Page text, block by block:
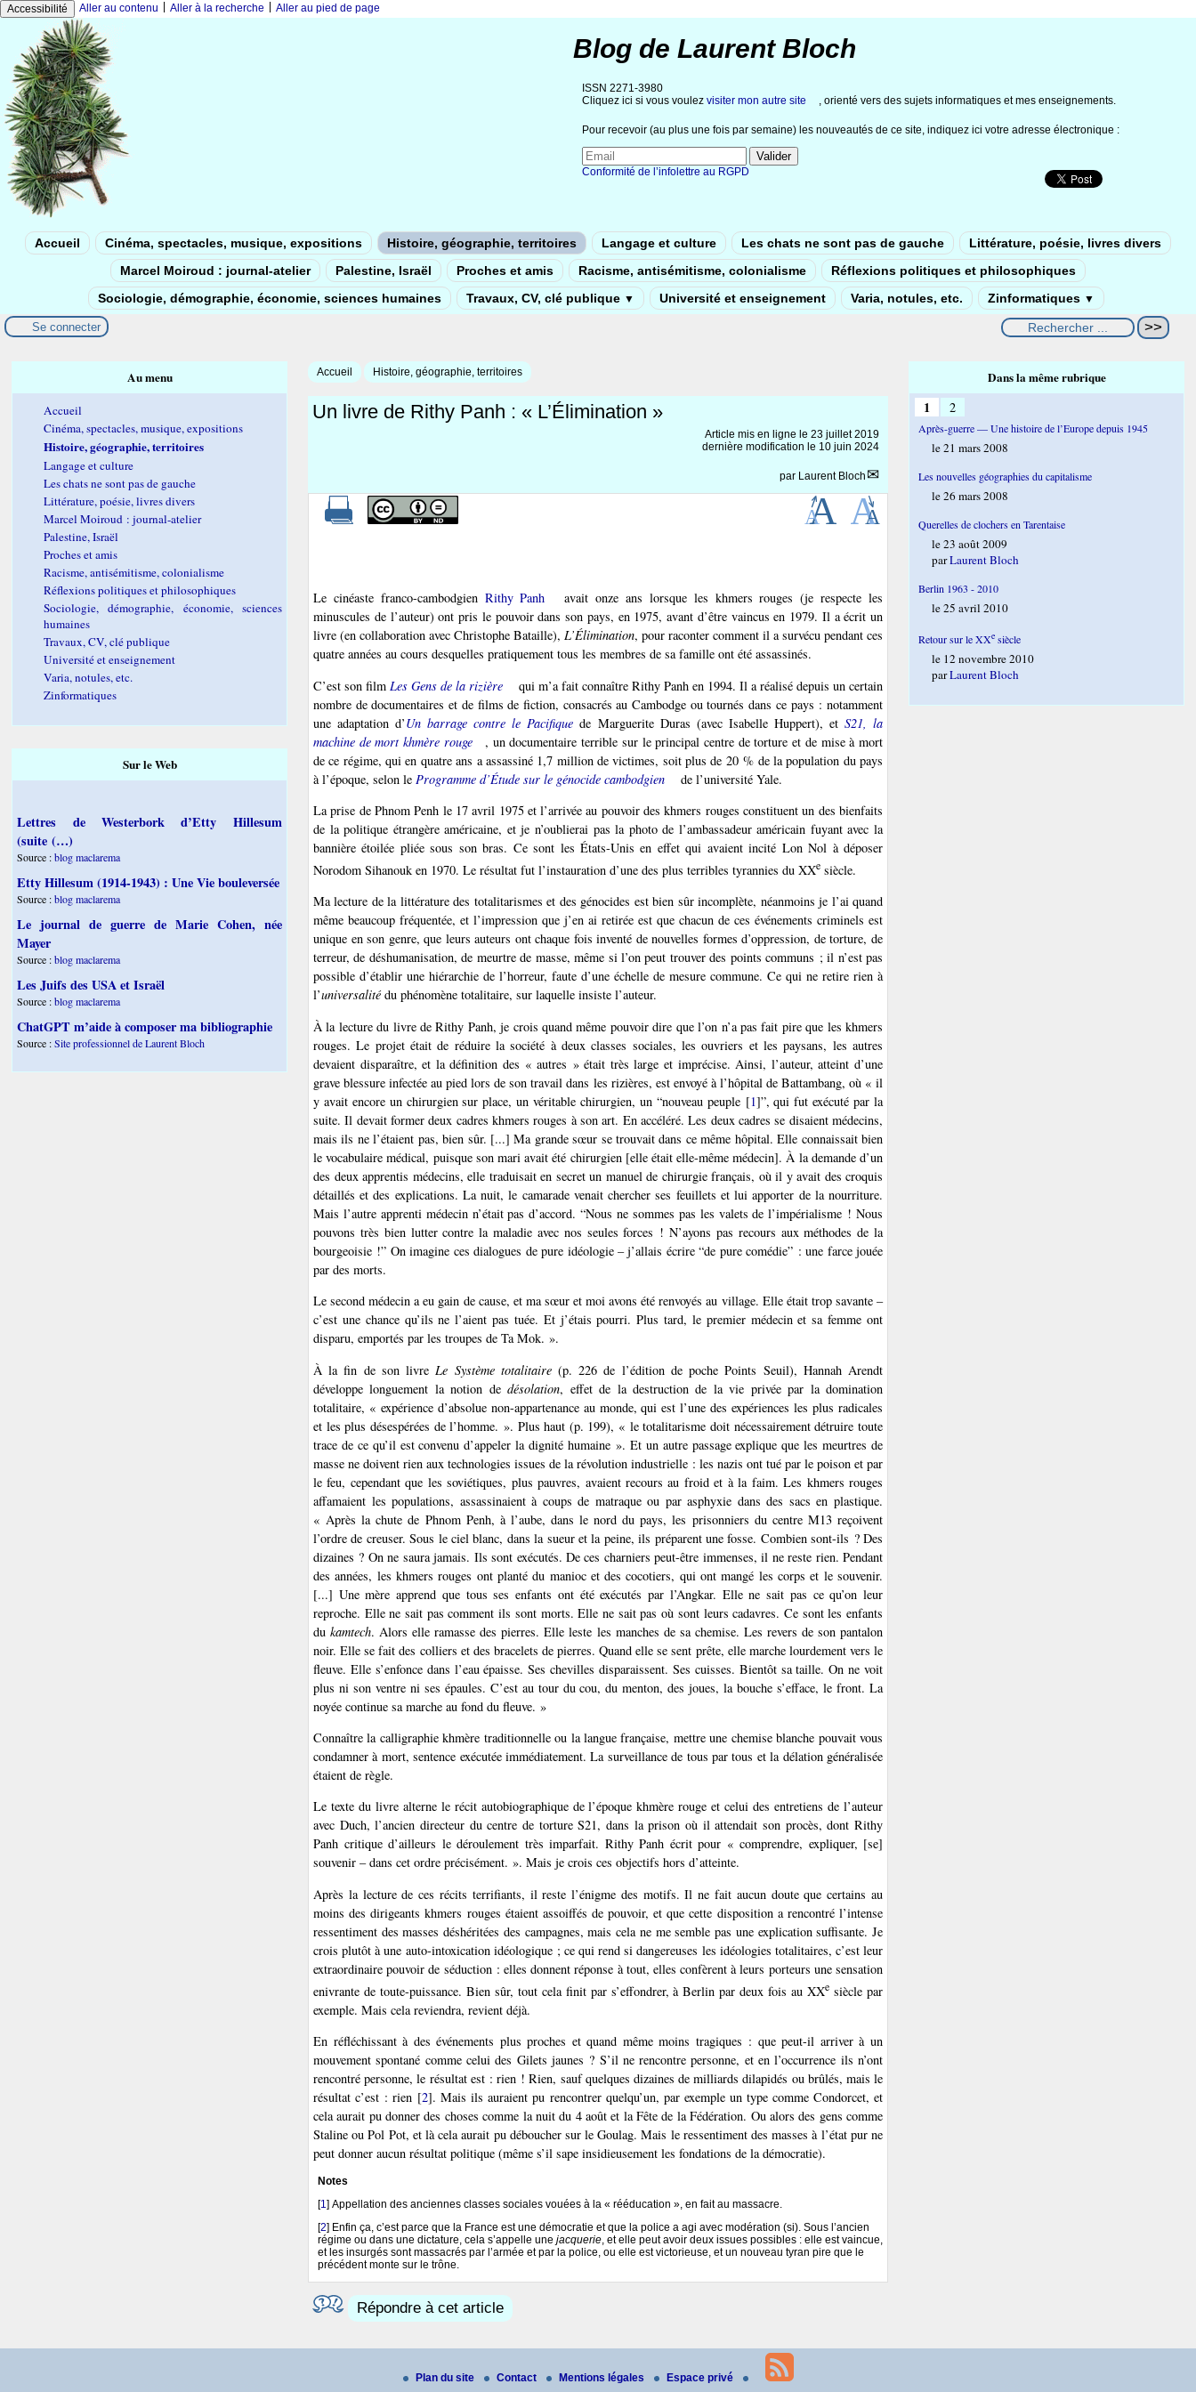
Accessibilité Aller au contenu Aller à la recherche Aller au pied de page
Blog de Laurent Bloch
ISSN 2271-3980
Cliquez ici si vous voulez visiter mon autre site , orienté vers des sujets informatiques et mes enseignements.
Pour recevoir (au plus une fois par semaine) les nouveautés de ce site, indiquez ici votre adresse électronique :
Conformité de l’infolettre au RGPD
Accueil Cinéma, spectacles, musique, expositions Histoire, géographie, territoires Langage et culture Les chats ne sont pas de gauche
Littérature, poésie, livres divers
Marcel Moiroud : journal-atelier
Palestine, Israël Proches et amis Racisme, antisémitisme, colonialisme
Réflexions politiques et philosophiques
Sociologie, démographie, économie, sciences humaines
Travaux, CV, clé publique ▼ Université et enseignement Varia, notules, etc. Zinformatiques ▼
Se connecter
Accueil Histoire, géographie, territoires
Un livre de Rithy Panh : « L’Élimination »
Article mis en ligne le 23 juillet 2019
dernière modification le 10 juin 2024
par Laurent Bloch
Le cinéaste franco-cambodgien Rithy Panh
avait onze ans lorsque les khmers rouges (je respecte les
minuscules de l’auteur) ont pris le pouvoir dans son pays, en 1975, avant d’être vaincus en 1979. Il a écrit un
livre (en collaboration avec Christophe Bataille), L’Élimination, pour raconter comment il a survécu pendant ces
quatre années au cours desquelles pratiquement tous les membres de sa famille ont été assassinés.
C’est son film Les Gens de la rizière
qui m’a fait connaître Rithy Panh en 1994. Il a réalisé depuis un certain
nombre de documentaires et de films de fiction, consacrés au Cambodge ou tournés dans ce pays : notamment
une adaptation d’Un barrage contre le Pacifique de Marguerite Duras (avec Isabelle Huppert), et S21, la
machine de mort khmère rouge
, un documentaire terrible sur le principal centre de torture et de mise à mort
de ce régime, qui en quatre ans a assassiné 1,7 million de victimes, soit plus de 20 % de la population du pays
à l’époque, selon le Programme d’Étude sur le génocide cambodgien
de l’université Yale.
La prise de Phnom Penh le 17 avril 1975 et l’arrivée au pouvoir des khmers rouges constituent un des bienfaits
de la politique étrangère américaine, et je n’oublierai pas la photo de l’ambassadeur américain fuyant avec la
bannière étoilée pliée sous son bras. Ce sont les États-Unis en effet qui avaient incité Lon Nol à déposer
Norodom Sihanouk en 1970. Le résultat fut l’instauration d’une des plus terribles tyrannies du XXe siècle.
Ma lecture de la littérature des totalitarismes et des génocides est bien sûr incomplète, néanmoins je l’ai quand
même beaucoup fréquentée, et l’impression que j’en ai retirée est que chacun de ces événements criminels est
unique en son genre, que leurs auteurs ont chaque fois inventé de nouvelles formes d’oppression, de torture, de
terreur, de déshumanisation, de meurtre de masse, même si l’on peut trouver des points communs ; il n’est pas
possible d’établir une hiérarchie de l’horreur, faute d’une échelle de mesure commune. Ce qui ne retire rien à
l’universalitédu phénomène totalitaire, sur laquelle insiste l’auteur.
À la lecture du livre de Rithy Panh, je crois quand même pouvoir dire que l’on n’a pas fait pire que les khmers
rouges. Le projet était de réduire la société à deux classes sociales, les ouvriers et les paysans, les autres
devaient disparaître, et la définition des « autres » était très large et imprécise. Ainsi, l’auteur, atteint d’une
grave blessure infectée au pied lors de son travail dans les rizières, est envoyé à l’hôpital de Battambang, où « il
y avait encore un chirurgien sur place, un véritable chirurgien, un “nouveau peuple[1]”, qui fut exécuté par la
suite. Il devait former deux cadres khmers rouges à son art. En accéléré. Les deux cadres se disaient médecins,
mais ils ne l’étaient pas, bien sûr. [...] Ma grande sœur se trouvait dans ce même hôpital. Elle connaissait bien
le vocabulaire médical, puisque son mari avait été chirurgien [elle était elle-même médecin]. À la demande d’un
des deux apprentis médecins, elle traduisait en secret un manuel de chirurgie français, où il y avait des croquis
détaillés et des explications. La nuit, le camarade venait chercher ses feuillets et lui apporter de la nourriture.
Mais l’autre apprenti médecin n’était pas d’accord. “Nous ne sommes pas les valets de l’impérialisme ! Nous
pouvons très bien lutter contre la maladie avec nos seules forces ! N’ayons pas recours aux méthodes de la
bourgeoisie !” On imagine ces dialogues de pure idéologie – j’allais écrire “de pure comédie” : une farce jouée
par des morts.
Le second médecin a eu gain de cause, et ma sœur et moi avons été renvoyés au village. Elle était trop savante –
c’est une chance qu’ils ne l’aient pas tuée. Et j’étais pourri. Plus tard, le premier médecin et sa femme ont
disparu, emportés par les troupes de Ta Mok. ».
À la fin de son livre Le Système totalitaire(p. 226 de l’édition de poche Points Seuil), Hannah Arendt
développe longuement la notion dedésolation, effet de la destruction de la vie privée par la domination
totalitaire, « expérience d’absolue non-appartenance au monde, qui est l’une des expériences les plus radicales
et les plus désespérées de l’homme. ». Plus haut (p. 199), « le totalitarisme doit nécessairement détruire toute
trace de ce qu’il est convenu d’appeler la dignité humaine ». Et un autre passage explique que les meurtres de
masse ne doivent rien aux technologies issues de la révolution industrielle : les nazis ont tué par le poison et par
le feu, cependant que les soviétiques, plus pauvres, avaient recours au froid et à la faim. Les khmers rouges
affamaient les populations, assassinaient à coups de matraque ou par asphyxie dans des sacs en plastique.
« Après la chute de Phnom Penh, à l’aube, dans le nord du pays, les prisonniers du centre M13 reçoivent
l’ordre de creuser. Sous le ciel blanc, dans la sueur et la peine, ils préparent une fosse. Combien sont-ils ? Des
dizaines ? On ne saura jamais. Ils sont exécutés. De ces charniers peut-être immenses, il ne reste rien. Pendant
des années, les khmers rouges ont planté du manioc et des cocotiers, qui ont mangé les corps et le souvenir.
[...] Une mère apprend que tous ses enfants ont été exécutés par l’Angkar. Elle ne sait pas ce qu’on leur
reproche. Elle ne sait pas comment ils sont morts. Elle ne sait pas où sont leurs cadavres. Ce sont les enfants
dukamtech. Alors elle ramasse des pierres. Elle leste les manches de sa chemise. Les revers de son pantalon
noir. Elle se fait des colliers et des bracelets de pierres. Quand elle se sent prête, elle marche lourdement vers le
fleuve. Elle s’enfonce dans l’eau épaisse. Ses chevilles disparaissent. Ses cuisses. Bientôt sa taille. On ne voit
plus ni son ventre ni ses épaules. C’est au tour du cou, du menton, des joues, la bouche s’efface, le front. La
noyée continue sa marche au fond du fleuve. »
Connaître la calligraphie khmère traditionnelle ou la langue française, mettre une chemise blanche pouvait vous
condamner à mort, sentence exécutée immédiatement. La surveillance de tous par tous et la délation généralisée
étaient de règle.
Le texte du livre alterne le récit autobiographique de l’époque khmère rouge et celui des entretiens de l’auteur
avec Duch, l’ancien directeur du centre de torture S21, dans la prison où il attendait son procès, dont Rithy
Panh critique d’ailleurs le déroulement très imparfait. Rithy Panh écrit pour « comprendre, expliquer, [se]
souvenir – dans cet ordre précisément. ». Mais je crois ces objectifs hors d’atteinte.
Après la lecture de ces récits terrifiants, il reste l’énigme des motifs. Il ne fait aucun doute que certains au
moins des dirigeants khmers rouges étaient assoiffés de pouvoir, et que cette disposition a rencontré l’intense
ressentiment des masses déshéritées des campagnes, mais cela ne me semble pas une explication suffisante. Je
crois plutôt à une auto-intoxication idéologique ; ce qui rend si dangereuses les idéologies totalitaires, c’est leur
extraordinaire pouvoir de séduction : elles donnent réponse à tout, elles confèrent à leurs porteurs une sensation
enivrante de toute-puissance. Bien sûr, tout cela finit par s’effondrer, à Berlin par deux fois au XXe siècle par
exemple. Mais cela reviendra, revient déjà.
En réfléchissant à des événements plus proches et quand même moins tragiques : que peut-il arriver à un
mouvement spontané comme celui des Gilets jaunes ? S’il ne rencontre personne, et en l’occurrence ils n’ont
rencontré personne, le résultat est : rien ! Rien, sauf quelques dizaines de milliards dilapidés ou brûlés, mais le
résultat c’est : rien [2]. Mais ils auraient pu rencontrer quelqu’un, par exemple un type comme Condorcet, et
cela aurait pu donner des choses comme la nuit du 4 août et la Fête de la Fédération. Ou alors des gens comme
Staline ou Pol Pot, et là cela aurait pu déboucher sur le Goulag. Mais le ressentiment des masses à l’état pur ne
peut donner aucun résultat politique (même s’il sape insidieusement les fondations de la démocratie).
Notes
[1] Appellation des anciennes classes sociales vouées à la « rééducation », en fait au massacre.
[2] Enfin ça, c’est parce que la France est une démocratie et que la police a agi avec modération (si). Sous l’ancien
régime ou dans une dictature, cela s’appelle une jacquerie, et elle peut avoir deux issues possibles : elle est vaincue,
et les insurgés sont massacrés par l’armée et par la police, ou elle est victorieuse, et un nouveau tyran pire que le
précédent monte sur le trône.
Répondre à cet article
Au menu
Accueil
Cinéma, spectacles, musique, expositions
Histoire, géographie, territoires
Langage et culture
Les chats ne sont pas de gauche
Littérature, poésie, livres divers
Marcel Moiroud : journal-atelier
Palestine, Israël
Proches et amis
Racisme, antisémitisme, colonialisme
Réflexions politiques et philosophiques
Sociologie, démographie, économie, sciences
humaines
Travaux, CV, clé publique
Université et enseignement
Varia, notules, etc.
Zinformatiques
Sur le Web
Lettres de Westerbork d’Etty Hillesum
(suite (…)
Source :blog maclarema
Etty Hillesum (1914-1943) : Une Vie bouleversée
Source :blog maclarema
Le journal de guerre de Marie Cohen, née
Mayer
Source :blog maclarema
Les Juifs des USA et Israël
Source :blog maclarema
ChatGPT m’aide à composer ma bibliographie
Source :Site professionnel de Laurent Bloch
Dans la même rubrique
1 2
Après-guerre — Une histoire de l’Europe depuis 1945
le 21 mars 2008
Les nouvelles géographies du capitalisme
le 26 mars 2008
Querelles de clochers en Tarentaise
le 23 août 2009
parLaurent Bloch
Berlin 1963 - 2010
le 25 avril 2010
Retour sur le XXe siècle
le 12 novembre 2010
parLaurent Bloch
Plan du site Contact Mentions légales Espace privé